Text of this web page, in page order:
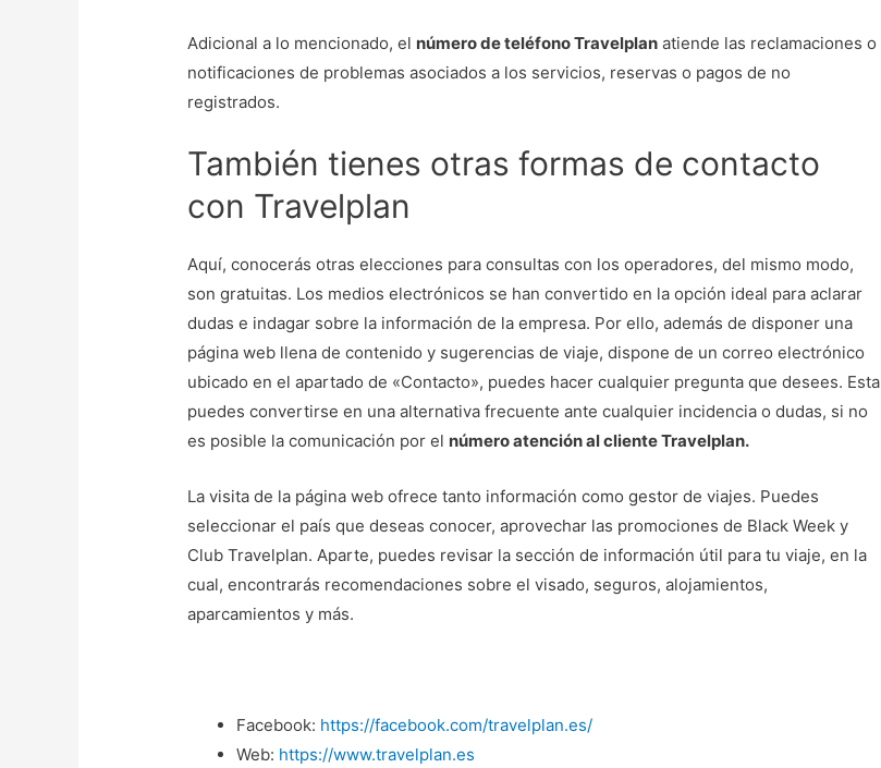
Adicional a lo mencionado, el número de teléfono Travelplan atiende las reclamaciones o
notificaciones de problemas asociados a los servicios, reservas o pagos de no
registrados.
También tienes otras formas de contacto
con Travelplan
Aquí, conocerás otras elecciones para consultas con los operadores, del mismo modo,
son gratuitas. Los medios electrónicos se han convertido en la opción ideal para aclarar
dudas e indagar sobre la información de la empresa. Por ello, además de disponer una
página web llena de contenido y sugerencias de viaje, dispone de un correo electrónico
ubicado en el apartado de «Contacto», puedes hacer cualquier pregunta que desees. Esta
puedes convertirse en una alternativa frecuente ante cualquier incidencia o dudas, si no
es posible la comunicación por el número atención al cliente Travelplan.
La visita de la página web ofrece tanto información como gestor de viajes. Puedes
seleccionar el país que deseas conocer, aprovechar las promociones de Black Week y
Club Travelplan. Aparte, puedes revisar la sección de información útil para tu viaje, en la
cual, encontrarás recomendaciones sobre el visado, seguros, alojamientos,
aparcamientos y más.
Facebook: https://facebook.com/travelplan.es/
Web: https://www.travelplan.es